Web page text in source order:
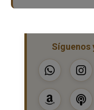
Síguenos